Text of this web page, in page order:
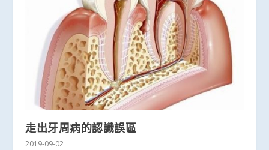
走出牙周病的認識誤區
2019-09-02